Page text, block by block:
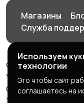
Магазины
Служба
© 2026 Орен-АЙ -
Услуги
Создал Карусов
Используем
технологии
Это чтобы сайт
соглашаетесь на